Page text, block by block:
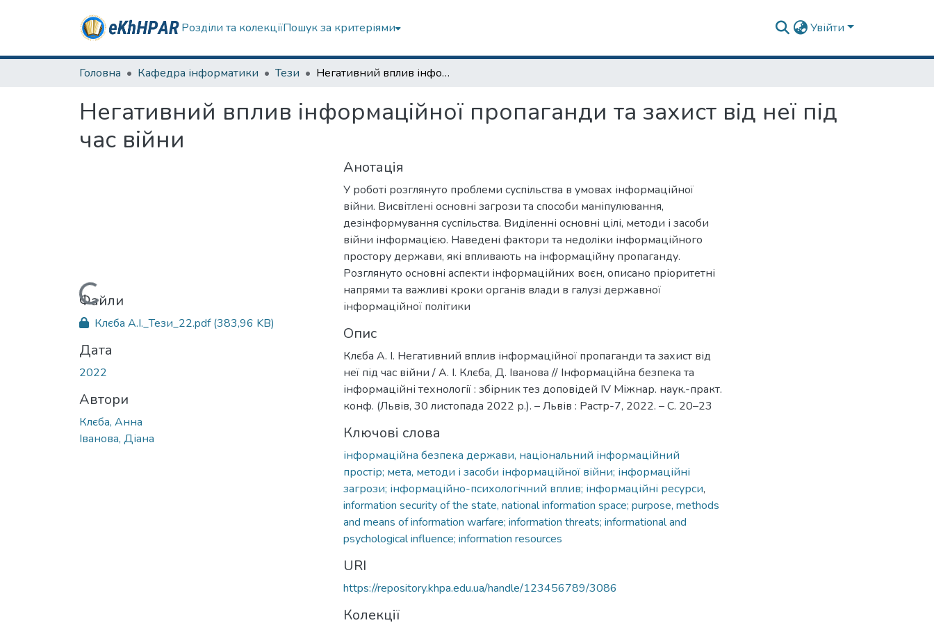
Розділи та колекціїПошук за критеріями Увійти
Головна Кафедра інформатики Тези Негативний вплив інформаційної пропаганди та захист від неї під час війни
Негативний вплив інформаційної пропаганди та захист від неї під
час війни
Вантажиться...
Файли
Клєба А.І._Тези_22.pdf(383,96 KB)
Дата
2022
Автори
Клєба, Анна
Іванова, Діана
Анотація
У роботі розглянуто проблеми суспільства в умовах інформаційної
війни. Висвітлені основні загрози та способи маніпулювання,
дезінформування суспільства. Виділенні основні цілі, методи і засоби
війни інформацією. Наведені фактори та недоліки інформаційного
простору держави, які впливають на інформаційну пропаганду.
Розглянуто основні аспекти інформаційних воєн, описано пріоритетні
напрями та важливі кроки органів влади в галузі державної
інформаційної політики
Опис
Клєба А. І. Негативний вплив інформаційної пропаганди та захист від
неї під час війни / А. І. Клєба, Д. Іванова // Інформаційна безпека та
інформаційні технології : збірник тез доповідей ІV Міжнар. наук.-практ.
конф. (Львів, 30 листопада 2022 р.). – Львів : Растр-7, 2022. – С. 20–23
Ключові слова
інформаційна безпека держави, національний інформаційний
простір; мета, методи і засоби інформаційної війни; інформаційні
загрози; інформаційно-психологічний вплив; інформаційні ресурси,
information security of the state, national information space; purpose, methods
and means of information warfare; information threats; informational and
psychological influence; information resources
URI
https://repository.khpa.edu.ua/handle/123456789/3086
Колекції